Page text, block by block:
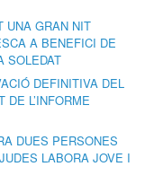
UNA GRAN NIT
A BENEFICI DE
SOLEDAT
DEFINITIVA DEL
L’INFORME
DUES PERSONES
LABORA JOVE I